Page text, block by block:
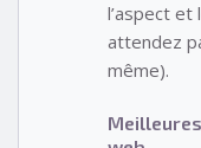
l’aspect
attendez
même).